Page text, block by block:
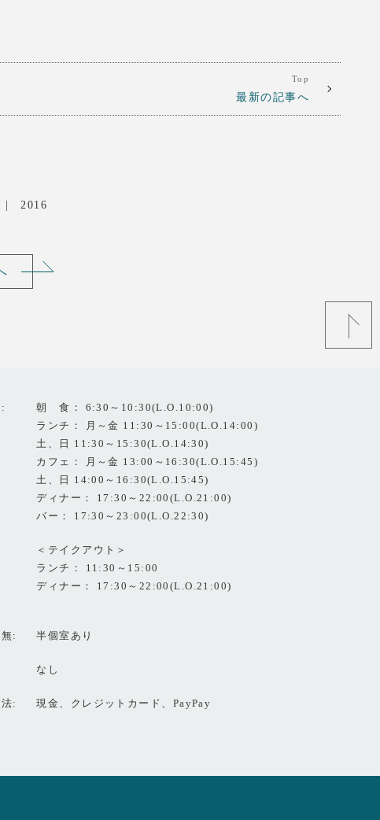
Top
最新の記事へ
2016
朝 食： 6:30～10:30(L.O.10:00)
ランチ： 月～金 11:30～15:00(L.O.14:00)
土、日 11:30～15:30(L.O.14:30)
カフェ： 月～金 13:00～16:30(L.O.15:45)
土、日 14:00～16:30(L.O.15:45)
ディナー： 17:30～22:00(L.O.21:00)
バー： 17:30～23:00(L.O.22:30)
＜テイクアウト＞
ランチ： 11:30～15:00
ディナー： 17:30～22:00(L.O.21:00)
半個室あり
なし
現金、クレジットカード、PayPay